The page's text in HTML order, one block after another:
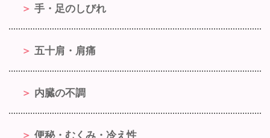
手・足のしびれ
五十肩・肩痛
内臓の不調
便秘・むくみ・冷え性